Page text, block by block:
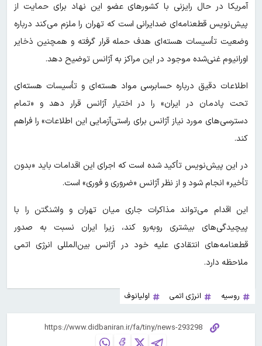
آمریکا در حال رایزنی با کشورهای عضو این نهاد برای حمایت از
پیش‌نویس قطعنامه‌ای ضدایرانی است که تهران را ملزم می‌کند درباره
وضعیت تأسیسات هسته‌ای هدف حمله قرار گرفته و همچنین ذخایر
اورانیوم غنی‌شده موجود در این مراکز به آژانس توضیح دهد.
اطلاعات دقیق درباره حسابرسی مواد هسته‌ای و تأسیسات هسته‌ای
تحت پادمان در ایران» را در اختیار آژانس قرار دهد و «تمام
دسترسی‌های مورد نیاز آژانس برای راستی‌آزمایی این اطلاعات» را فراهم
کند.
در این پیش‌نویس تأکید شده است که اجرای این اقدامات باید «بدون
تأخیر» انجام شود و از نظر آژانس «ضروری و فوری» است.
این اقدام می‌تواند مذاکرات جاری میان تهران و واشنگتن را با
پیچیدگی‌های بیشتری روبه‌رو کند، زیرا ایران نسبت به صدور
قطعنامه‌های انتقادی علیه خود در آژانس بین‌المللی انرژی اتمی
ملاحظه دارد.
روسیه انرژی اتمی اولیانوف